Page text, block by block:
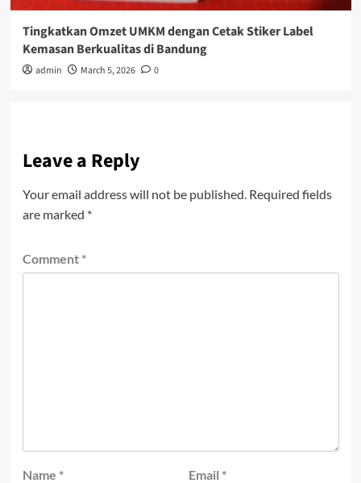
Tingkatkan Omzet UMKM dengan Cetak Stiker Label
Kemasan Berkualitas di Bandung
admin March 5, 2026 0
Leave a Reply
Your email address will not be published. Required fields
are marked *
Comment *
Name * Email *